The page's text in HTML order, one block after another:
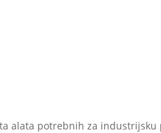
alata potrebnih za